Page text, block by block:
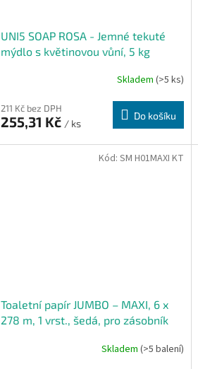
UNI5 SOAP ROSA - Jemné tekuté
mýdlo s květinovou vůní, 5 kg
Skladem (>5 ks)
211 Kč bez DPH
255,31 Kč / ks
Do košíku
Toaletní papír JUMBO – MAXI, 6 x
278 m, 1 vrst., šedá, pro zásobník
Skladem (>5 balení)
Kód: SM H01MAXI KT